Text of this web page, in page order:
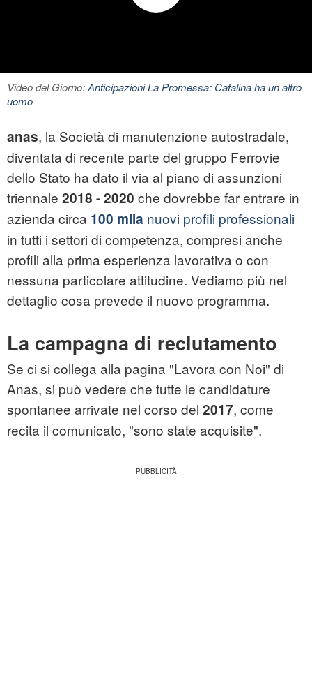
Video del Giorno:Anticipazioni La Promessa: Catalina ha un altro
uomo
anas, la Società di manutenzione autostradale,
diventata di recente parte del gruppo Ferrovie
dello Stato ha dato il via al piano di assunzioni
triennale 2018 - 2020 che dovrebbe far entrare in
azienda circa 100 mila nuovi profili professionali
in tutti i settori di competenza, compresi anche
profili alla prima esperienza lavorativa o con
nessuna particolare attitudine. Vediamo più nel
dettaglio cosa prevede il nuovo programma.
La campagna di reclutamento
Se ci si collega alla pagina "Lavora con Noi" di
Anas, si può vedere che tutte le candidature
spontanee arrivate nel corso del 2017, come
recita il comunicato, "sono state acquisite".